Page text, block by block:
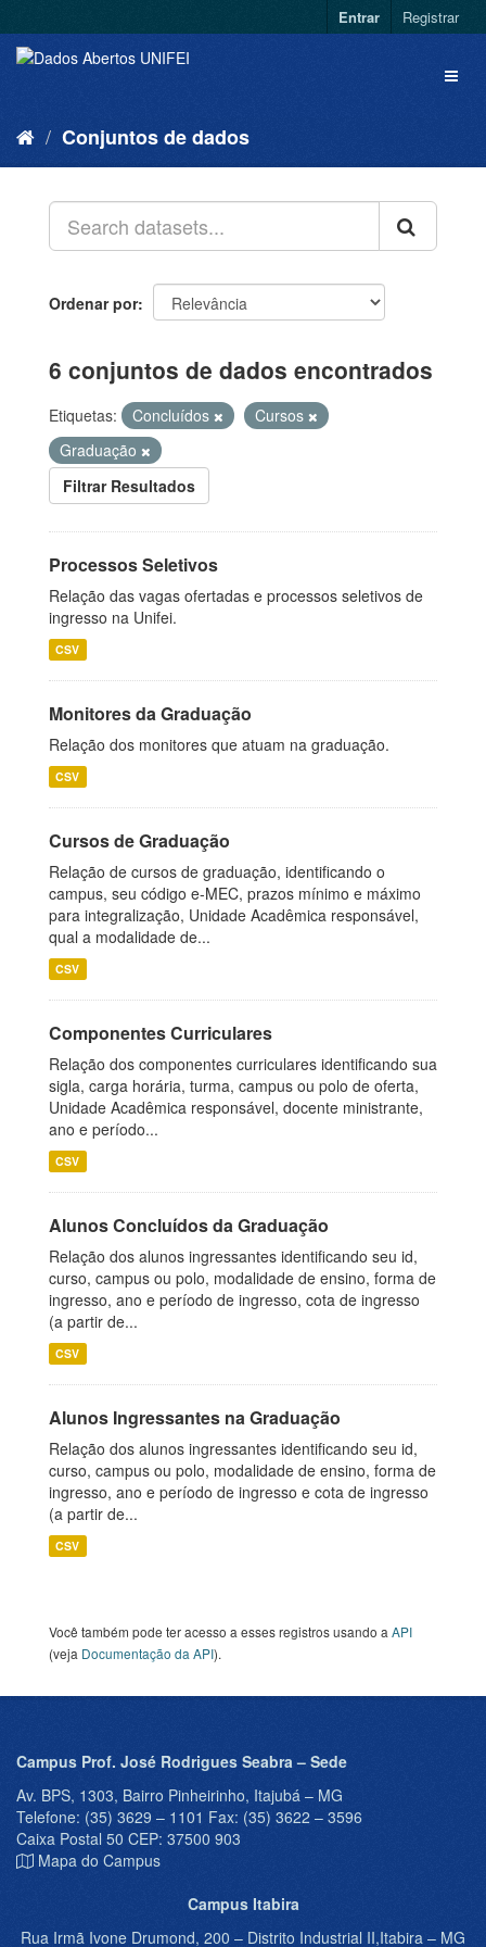
Entrar Registrar
Conjuntos de dados
Ordenar por
6 conjuntos de dados encontrados
Etiquetas: Concluídos
Cursos
Graduação
Filtrar Resultados
Processos Seletivos
Relação das vagas ofertadas e processos seletivos de
ingresso na Unifei.
CSV
Monitores da Graduação
Relação dos monitores que atuam na graduação.
CSV
Cursos de Graduação
Relação de cursos de graduação, identificando o
campus, seu código e-MEC, prazos mínimo e máximo
para integralização, Unidade Acadêmica responsável,
qual a modalidade de...
CSV
Componentes Curriculares
Relação dos componentes curriculares identificando sua
sigla, carga horária, turma, campus ou polo de oferta,
Unidade Acadêmica responsável, docente ministrante,
ano e período...
CSV
Alunos Concluídos da Graduação
Relação dos alunos ingressantes identificando seu id,
curso, campus ou polo, modalidade de ensino, forma de
ingresso, ano e período de ingresso, cota de ingresso
(a partir de...
CSV
Alunos Ingressantes na Graduação
Relação dos alunos ingressantes identificando seu id,
curso, campus ou polo, modalidade de ensino, forma de
ingresso, ano e período de ingresso e cota de ingresso
(a partir de...
CSV
Você também pode ter acesso a esses registros usando a API
(veja Documentação da API).
Campus Prof. José Rodrigues Seabra – Sede
Av. BPS, 1303, Bairro Pinheirinho, Itajubá – MG
Telefone: (35) 3629 – 1101 Fax: (35) 3622 – 3596
Caixa Postal 50 CEP: 37500 903
Mapa do Campus
Campus Itabira
Rua Irmã Ivone Drumond, 200 – Distrito Industrial II,Itabira – MG